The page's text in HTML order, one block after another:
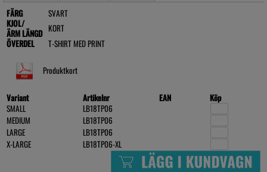
FÄRG
SVART
KJOL/
ÄRM LÄNGD KORT
ÖVERDEL
T-SHIRT MED PRINT
Produktkort
Variant Artikelnr EAN
Köp
SMALL
LB18TP06
MEDIUM
LB18TP06
LARGE
LB18TP06
X-LARGE
LB18TP06-XL